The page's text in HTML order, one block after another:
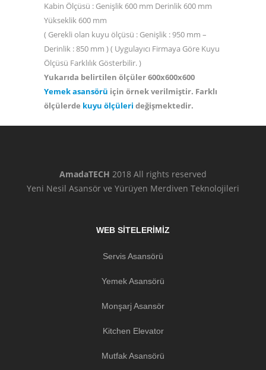
Kabin Ölçüsü : Genişlik 600 mm Derinlik 600 mm
Yükseklik 600 mm
( Gerekli olan kuyu ölçüsü : Genişlik : 950 mm –
Derinlik : 850 mm ) ( Uygulayıcı Firmaya Göre Kuyu
Ölçüsü Farklılık Gösterbilir. )
Yukarıda belirtilen ölçüler 600x600x600
Yemek asansörü için örnek verilmiştir. Farklı
ölçülerde kuyu ölçüleri değişmektedir.
AmadaTECH 2018 All rights reserved
Yeni Nesil Asansör ve Yürüyen Merdiven Teknolojileri
WEB SİTELERİMİZ
Servis Asansörü
Yemek Asansörü
Monşarj Asansör
Kitchen Elevator
Mutfak Asansörü